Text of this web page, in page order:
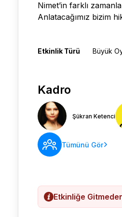
Nimet’in farklı
Anlatacağımız bizim
Etkinlik Türü Büyük
Kadro
Şükran Ketenci
Tümünü Gör
Etkinliğe